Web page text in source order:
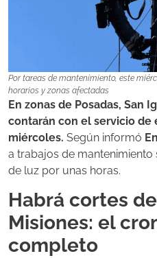
Por tareas de mantenimiento, este
horarios y zonas afectadas
En zonas de Posadas, San
contarán con el servicio de
miércoles. Según informó
a trabajos de
de luz por unas horas.
Habrá cortes
Misiones: el
completo